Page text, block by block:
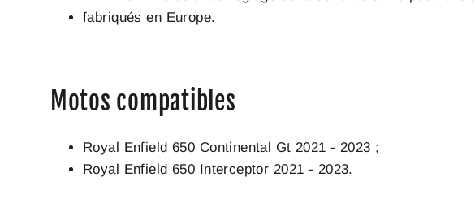
fabriqués en Europe.
Motos compatibles
Royal Enfield 650 Continental Gt 2021 - 2023 ;
Royal Enfield 650 Interceptor 2021 - 2023.